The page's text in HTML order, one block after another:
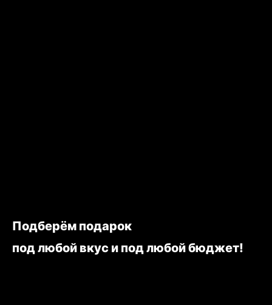
Подберём подарок
под любой вкус и под любой бюджет!